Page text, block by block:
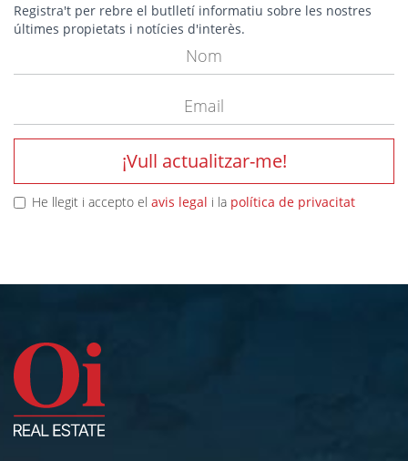
Registra't per rebre el butlletí informatiu sobre les nostres
últimes propietats i notícies d'interès.
¡Vull actualitzar-me!
He llegit i accepto el avis legal i la política de privacitat